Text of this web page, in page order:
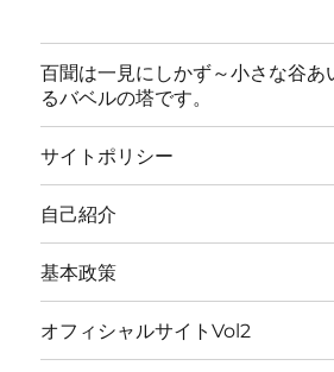
百聞は一見にしかず～小さな谷あ
るバベルの塔です。
サイトポリシー
自己紹介
基本政策
オフィシャルサイトVol2